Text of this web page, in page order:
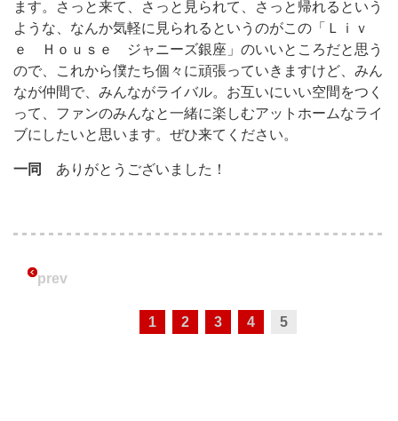
ます。さっと来て、さっと見られて、さっと帰れるという
ような、なんか気軽に見られるというのがこの「Ｌｉｖ
ｅ Ｈｏｕｓｅ ジャニーズ銀座」のいいところだと思う
ので、これから僕たち個々に頑張っていきますけど、みん
なが仲間で、みんながライバル。お互いにいい空間をつく
って、ファンのみんなと一緒に楽しむアットホームなライ
ブにしたいと思います。ぜひ来てください。
一同 ありがとうございました！
prev
1 2 3 4 5